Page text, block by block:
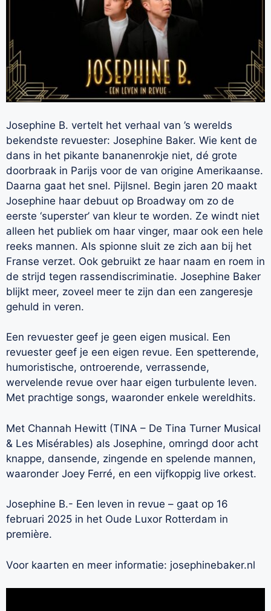
Josephine B. vertelt het verhaal van ’s werelds
bekendste revuester: Josephine Baker. Wie kent de
dans in het pikante bananenrokje niet, dé grote
doorbraak in Parijs voor de van origine Amerikaanse.
Daarna gaat het snel. Pijlsnel. Begin jaren 20 maakt
Josephine haar debuut op Broadway om zo de
eerste ‘superster’ van kleur te worden. Ze windt niet
alleen het publiek om haar vinger, maar ook een hele
reeks mannen. Als spionne sluit ze zich aan bij het
Franse verzet. Ook gebruikt ze haar naam en roem in
de strijd tegen rassendiscriminatie. Josephine Baker
blijkt meer, zoveel meer te zijn dan een zangeresje
gehuld in veren.
Een revuester geef je geen eigen musical. Een
revuester geef je een eigen revue. Een spetterende,
humoristische, ontroerende, verrassende,
wervelende revue over haar eigen turbulente leven.
Met prachtige songs, waaronder enkele wereldhits.
Met Channah Hewitt (TINA – De Tina Turner Musical
& Les Misérables) als Josephine, omringd door acht
knappe, dansende, zingende en spelende mannen,
waaronder Joey Ferré, en een vijfkoppig live orkest.
Josephine B.- Een leven in revue – gaat op 16
februari 2025 in het Oude Luxor Rotterdam in
première.
Voor kaarten en meer informatie: josephinebaker.nl